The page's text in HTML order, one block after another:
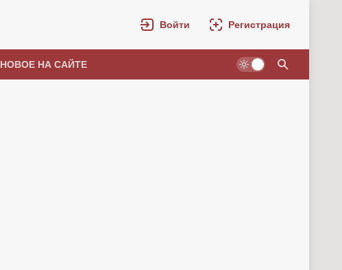
Войти Регистрация
НОВОЕ НА САЙТЕ